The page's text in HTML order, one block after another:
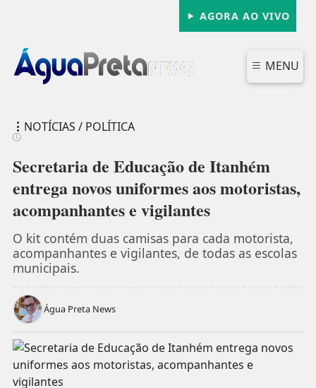
AGORA AO VIVO
MENU
NOTÍCIAS / POLÍTICA
Secretaria de Educação de Itanhém
entrega novos uniformes aos motoristas,
acompanhantes e vigilantes
O kit contém duas camisas para cada motorista,
acompanhantes e vigilantes, de todas as escolas
municipais.
Água Preta News